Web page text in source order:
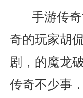
手游传
奇的玩家胡
剧，的魔龙
传奇不少事